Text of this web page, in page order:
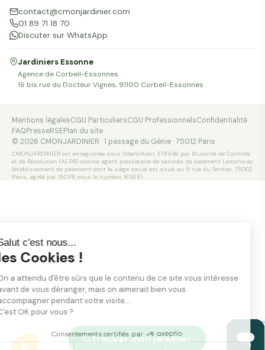
Salut c'est nous...
les Cookies !
On a attendu d'être sûrs que le contenu de ce site vous intéresse
avant de vous déranger, mais on aimerait bien vous
accompagner pendant votre visite...
C'est OK pour vous ?
Consentements certifiés par
Trouver mon jardinier
contact@cmonjardinier.com
01 89 71 18 70
Discuter sur WhatsApp
Jardiniers Essonne
Agence de Corbeil-Essonnes
16 bis rue du Docteur Vignes, 91100 Corbeil-Essonnes
Mentions légalesCGU ParticuliersCGU ProfessionnelsConfidentialité
FAQPresseRSEPlan du site
© 2026 CMONJARDINIER · 1 passage du Génie · 75012 Paris
CMONJARDINIER est enregistrée sous l'identifiant 379946 par l'Autorité de Contrôle
et de Résolution (ACPR) comme agent prestataire de services de paiement Lemonway
(établissement de paiement dont le siège social est situé au 8 rue du Sentier, 75002
Paris, agréé par l'ACPR sous le numéro 16568).